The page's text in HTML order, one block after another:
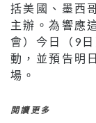
括美國、墨西
主辦。為響應
會）今日（9
動，並預告明
場。
閱讀更多